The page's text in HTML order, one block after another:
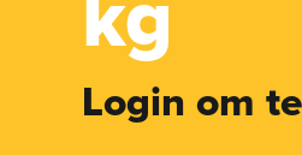
kg
Login om